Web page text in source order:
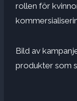
rollen för
Bild av
produkter som